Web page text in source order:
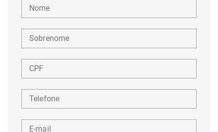
Nome
Sobrenome
CPF
Telefone
E-mail